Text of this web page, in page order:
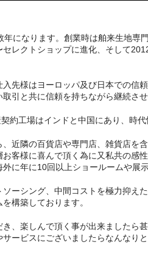
になります。創業時は舶来生地専
レクトショップに進化、そして
先様はヨーロッパ及び日本での信
引と共に信頼を持ちながら継続させ
約工場はインドと中国にあり、時代
近隣の百貨店や専門店、雑貨店を
客様に喜んで頂く為に又私共の感
に年に10回以上ショールームや展
ーシング、中間コストを極力抑え
構築しております。
、楽しんで頂く事が出来ましたら甚
ービスにございましたらなんなり